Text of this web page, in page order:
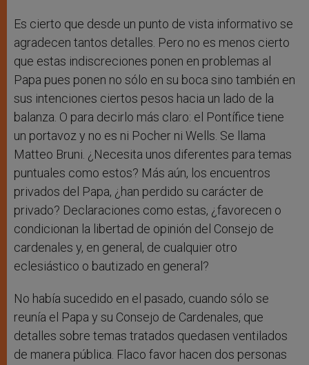
Es cierto que desde un punto de vista informativo se
agradecen tantos detalles. Pero no es menos cierto
que estas indiscreciones ponen en problemas al
Papa pues ponen no sólo en su boca sino también en
sus intenciones ciertos pesos hacia un lado de la
balanza. O para decirlo más claro: el Pontífice tiene
un portavoz y no es ni Pocher ni Wells. Se llama
Matteo Bruni. ¿Necesita unos diferentes para temas
puntuales como estos? Más aún, los encuentros
privados del Papa, ¿han perdido su carácter de
privado? Declaraciones como estas, ¿favorecen o
condicionan la libertad de opinión del Consejo de
cardenales y, en general, de cualquier otro
eclesiástico o bautizado en general?
No había sucedido en el pasado, cuando sólo se
reunía el Papa y su Consejo de Cardenales, que
detalles sobre temas tratados quedasen ventilados
de manera pública. Flaco favor hacen dos personas